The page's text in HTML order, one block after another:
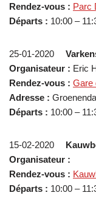
Rendez-vous : Parc
Départs : 10:00 –
25-01-2020
Organisateur : Eric
Rendez-vous : Gare
Adresse :
Départs : 10:00 –
15-02-2020
Organisateur :
Rendez-vous :
Départs : 10:00 –